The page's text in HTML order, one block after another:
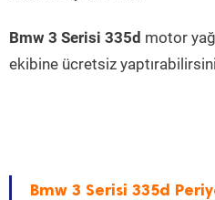
Bmw 3 Serisi 335d motor
ekibine ücretsiz
Bmw 3 Serisi 335d